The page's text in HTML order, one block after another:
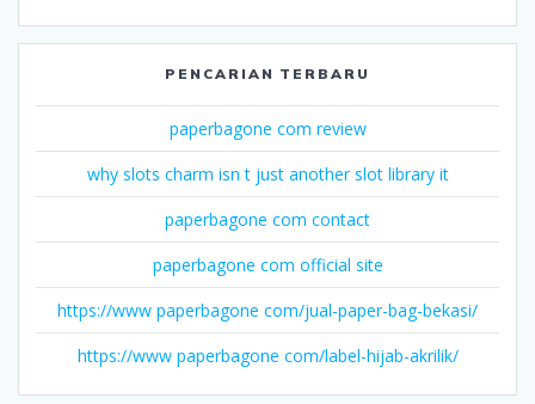
PENCARIAN TERBARU
paperbagone com review
why slots charm isn t just another slot library it
paperbagone com contact
paperbagone com official site
https://www paperbagone com/jual-paper-bag-bekasi/
https://www paperbagone com/label-hijab-akrilik/